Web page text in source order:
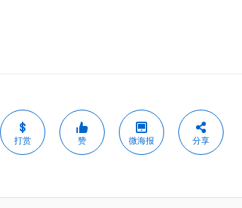
打赏 赞 微海报 分享